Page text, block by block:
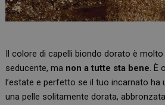
Il colore di capelli biondo dorato è
seducente, ma non a tutte sta bene. È
l’estate e perfetto se il tuo incarnato ha
una pelle solitamente dorata,